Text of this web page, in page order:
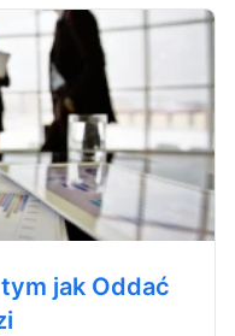
jak Oddać